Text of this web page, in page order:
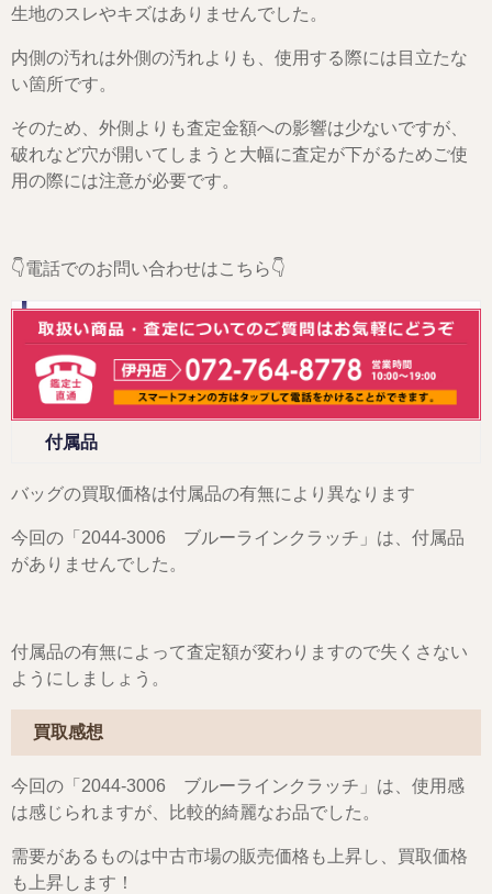
生地のスレやキズはありませんでした。
内側の汚れは外側の汚れよりも、使用する際には目立たな
い箇所です。
そのため、外側よりも査定金額への影響は少ないですが、
破れなど穴が開いてしまうと大幅に査定が下がるためご使
用の際には注意が必要です。
👇電話でのお問い合わせはこちら👇
付属品
バッグの買取価格は付属品の有無により異なります
今回の「2044-3006 ブルーラインクラッチ」は、付属品
がありませんでした。
付属品の有無によって査定額が変わりますので失くさない
ようにしましょう。
買取感想
今回の「2044-3006 ブルーラインクラッチ」は、使用感
は感じられますが、比較的綺麗なお品でした。
需要があるものは中古市場の販売価格も上昇し、買取価格
も上昇します！